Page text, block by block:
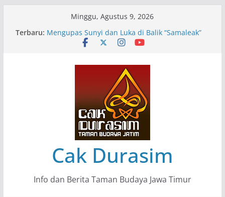
Minggu, Agustus 9, 2026
Terbaru: Pameran Lukisan Komunitas Patria Seni Rupa
Kota Blitar : Ketika “Bergerak” Menjadi Mantra
Mengupas Sunyi dan Luka di Balik “Samaleak”
Menjaga Marwah Seni dan Budaya: Catatan
Kunjungan Kerja Ir. Bambang Haryo Soekartono
(BHS) Anggota DPR RI ke Taman Budaya Jawa
Pameran Tunggal 35 Karya Agus Koecink
“Tumbang Tambang”, Ungkapan Kritis Tentang
Derita Pekerja Pertambangan
Cak Durasim
Info dan Berita Taman Budaya Jawa Timur